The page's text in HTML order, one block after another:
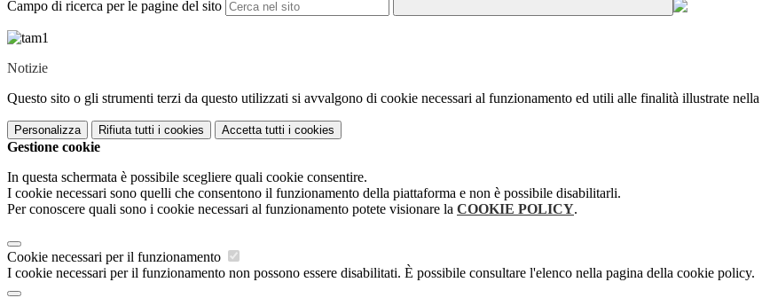
Campo di ricerca per le pagine del sito
Notizie
Questo sito o gli strumenti terzi da questo utilizzati si avvalgono di cookie necessari al funzionamento ed utili alle finalità illustrate nella
Personalizza Rifiuta tutti i cookies Accetta tutti i cookies
Gestione cookie
In questa schermata è possibile scegliere quali cookie consentire.
I cookie necessari sono quelli che consentono il funzionamento della piattaforma e non è possibile disabilitarli.
Per conoscere quali sono i cookie necessari al funzionamento potete visionare la COOKIE POLICY.
Cookie necessari per il funzionamento
I cookie necessari per il funzionamento non possono essere disabilitati. È possibile consultare l'elenco nella pagina della cookie policy.